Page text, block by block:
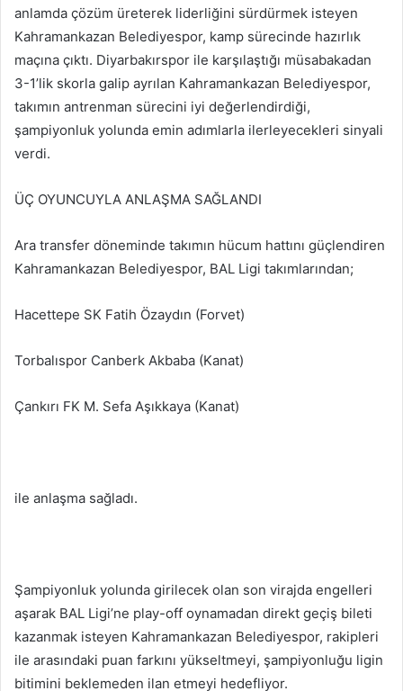
anlamda çözüm üreterek liderliğini sürdürmek isteyen
Kahramankazan Belediyespor, kamp sürecinde hazırlık
maçına çıktı. Diyarbakırspor ile karşılaştığı müsabakadan
3-1’lik skorla galip ayrılan Kahramankazan Belediyespor,
takımın antrenman sürecini iyi değerlendirdiği,
şampiyonluk yolunda emin adımlarla ilerleyecekleri sinyali
verdi.
ÜÇ OYUNCUYLA ANLAŞMA SAĞLANDI
Ara transfer döneminde takımın hücum hattını güçlendiren
Kahramankazan Belediyespor, BAL Ligi takımlarından;
Hacettepe SK Fatih Özaydın (Forvet)
Torbalıspor Canberk Akbaba (Kanat)
Çankırı FK M. Sefa Aşıkkaya (Kanat)
ile anlaşma sağladı.
Şampiyonluk yolunda girilecek olan son virajda engelleri
aşarak BAL Ligi’ne play-off oynamadan direkt geçiş bileti
kazanmak isteyen Kahramankazan Belediyespor, rakipleri
ile arasındaki puan farkını yükseltmeyi, şampiyonluğu ligin
bitimini beklemeden ilan etmeyi hedefliyor.